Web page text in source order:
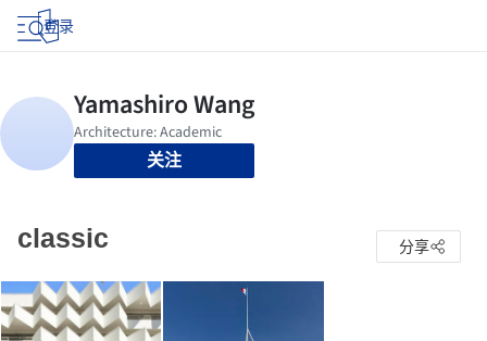
登录
关注
classic 分享